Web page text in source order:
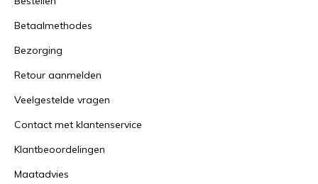
Betaalmethodes
Bezorging
Retour aanmelden
Veelgestelde vragen
Contact met klantenservice
Klantbeoordelingen
Maatadvies